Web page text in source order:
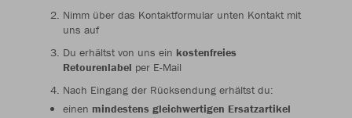
Nimm über das Kontaktformular unten Kontakt mit
uns auf
Du erhältst von uns ein kostenfreies
Retourenlabel per E-Mail
Nach Eingang der Rücksendung erhältst du:
einen mindestens gleichwertigen Ersatzartikel